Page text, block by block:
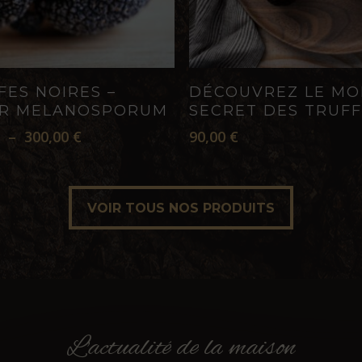
DES OPTIONS
NOIRES –
MELANOSPORUM
– 300,00 €
65,00 €
à
300,00 €
AJOUTER AU
DÉCOUVREZ LE
SECRET DES
90,00 €
VOIR TOUS NOS PRODUITS
VOIR TOUS NOS PRODUITS
L'actualitédelamaison